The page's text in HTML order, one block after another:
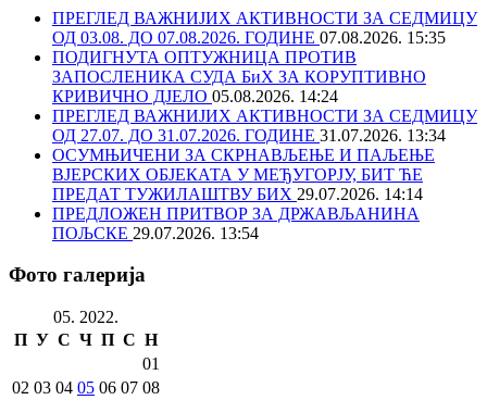
ПРЕГЛЕД ВАЖНИЈИХ АКТИВНОСТИ ЗА СЕДМИЦУ
ОД 03.08. ДО 07.08.2026. ГОДИНЕ 07.08.2026. 15:35
ПОДИГНУТА ОПТУЖНИЦА ПРОТИВ
ЗАПОСЛЕНИКА СУДА БиХ ЗА КОРУПТИВНО
КРИВИЧНО ДЈЕЛО 05.08.2026. 14:24
ПРЕГЛЕД ВАЖНИЈИХ АКТИВНОСТИ ЗА СЕДМИЦУ
ОД 27.07. ДО 31.07.2026. ГОДИНЕ 31.07.2026. 13:34
ОСУМЊИЧЕНИ ЗА СКРНАВЉЕЊЕ И ПАЉЕЊЕ
ВЈЕРСКИХ ОБЈЕКАТА У МЕЂУГОРЈУ, БИТ ЋЕ
ПРЕДАТ ТУЖИЛАШТВУ БИХ 29.07.2026. 14:14
ПРЕДЛОЖЕН ПРИТВОР ЗА ДРЖАВЉАНИНА
ПОЉСКЕ 29.07.2026. 13:54
Фото галерија
05. 2022.
П У С Ч П С Н
01
02 03 04 05 06 07 08